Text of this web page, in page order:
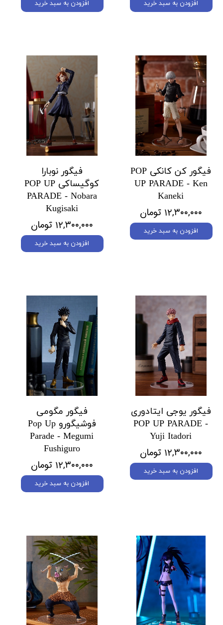
افزودن به سبد خرید افزودن به سبد خرید
فیگور کن کانکی POP
UP PARADE - Ken
Kaneki
۱۲,۳۰۰,۰۰۰ تومان
افزودن به سبد خرید
فیگور نوبارا
کوگیساکی POP UP
PARADE - Nobara
Kugisaki
۱۲,۳۰۰,۰۰۰ تومان
افزودن به سبد خرید
فیگور یوجی ایتادوری
POP UP PARADE -
Yuji Itadori
۱۲,۳۰۰,۰۰۰ تومان
افزودن به سبد خرید
فیگور مگومی
فوشیگورو Pop Up
Parade - Megumi
Fushiguro
۱۲,۳۰۰,۰۰۰ تومان
افزودن به سبد خرید